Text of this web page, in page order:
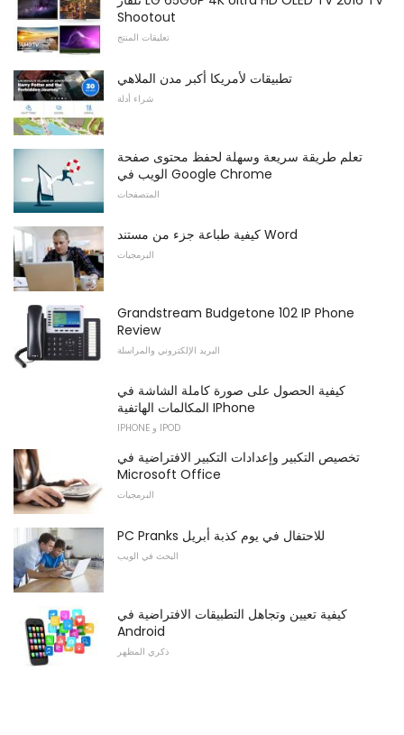
Shootout
تعليقات المنتج
تطبيقات لأمريكا أكبر مدن الملاهي
شراء أدلة
تعلم طريقة سريعة وسهلة لحفظ محتوى صفحة
الويب في Google Chrome
المتصفحات
كيفية طباعة جزء من مستند Word
البرمجيات
Grandstream Budgetone 102 IP Phone
Review
البريد الإلكتروني والمراسلة
كيفية الحصول على صورة كاملة الشاشة في
المكالمات الهاتفية IPhone
IPHONE و IPOD
تخصيص التكبير وإعدادات التكبير الافتراضية في
Microsoft Office
البرمجيات
PC Pranks للاحتفال في يوم كذبة أبريل
البحث في الويب
كيفية تعيين وتجاهل التطبيقات الافتراضية في
Android
ذكري المظهر